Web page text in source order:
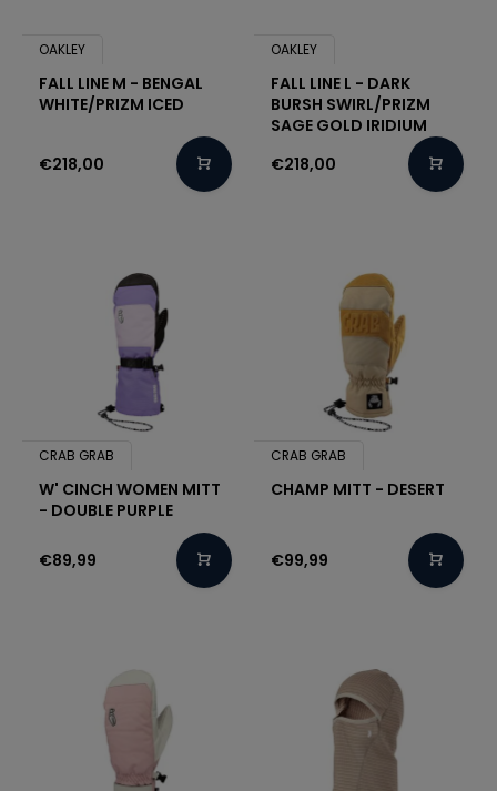
OAKLEY
FALL LINE M - BENGAL
WHITE/PRIZM ICED
€218,00
OAKLEY
FALL LINE L - DARK
BURSH SWIRL/PRIZM
SAGE GOLD IRIDIUM
€218,00
CRAB GRAB
W' CINCH WOMEN MITT
- DOUBLE PURPLE
€89,99
CRAB GRAB
CHAMP MITT - DESERT
€99,99